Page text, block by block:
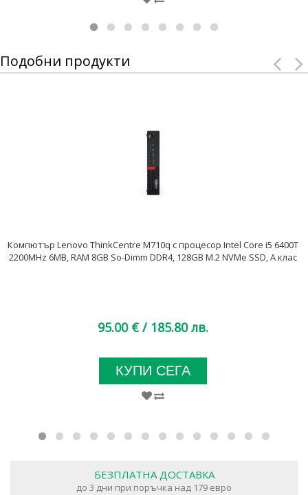
Подобни продукти
Компютър Lenovo ThinkCentre M710q с процесор Intel Core i5 6400T
2200MHz 6MB, RAM 8GB So-Dimm DDR4, 128GB M.2 NVMe SSD, A клас
95.00 € / 185.80 лв.
КУПИ СЕГА
БЕЗПЛАТНА ДОСТАВКА
до 3 дни при поръчка над 179 евро